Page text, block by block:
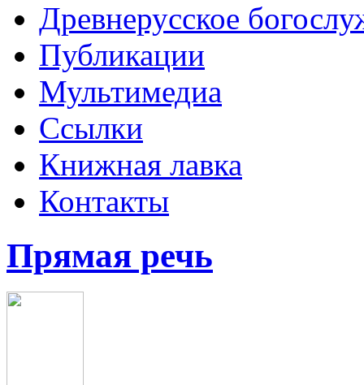
Древнерусское
Публикации
Мультимедиа
Ссылки
Книжная лавка
Контакты
Прямая речь